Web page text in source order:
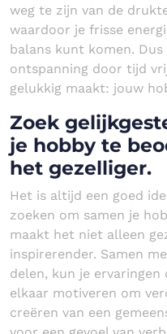
weg te zijn van de
waardoor je frisse
balans kunt komen.
ontspanning door tijd
gelukkig maakt: jouw
Zoek
je hobby te
het gezelliger.
Het is altijd een goed
zoeken om samen je
maakt het niet alleen
inspirerender. Samen
delen, kun je ervaringen
elkaar motiveren om
creëren van een